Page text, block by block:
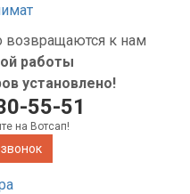
возвращаются к нам
работы
установлено!
55-51
на Вотсап!